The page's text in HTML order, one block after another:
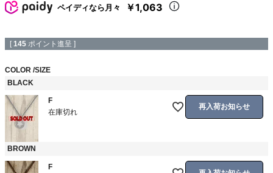
ペイディなら月々 ￥1,063
[ 145 ポイント進呈 ]
COLOR SIZE
BLACK
F
在庫切れ
再入荷お知らせ
BROWN
F